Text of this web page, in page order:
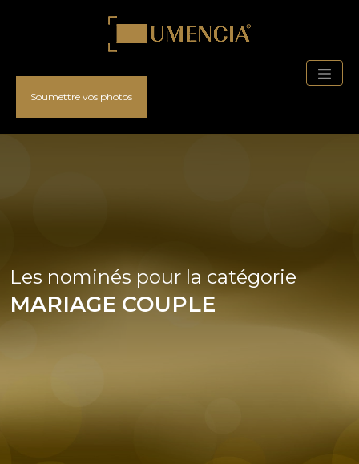
Soumettre vos photos
Les nominés pour la catégorie
MARIAGE COUPLE